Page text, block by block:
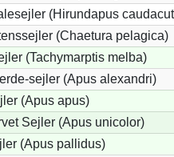
(Hirundapus
(Chaetura pelagica)
(Tachymarptis melba)
sejler (Apus alexandri)
(Apus apus)
Sejler (Apus unicolor)
(Apus pallidus)